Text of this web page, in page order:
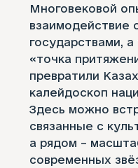
Многовековой
взаимодействие
государствами,
«точка
превратили
калейдоскоп
Здесь можно
связанные с
а рядом –
современных